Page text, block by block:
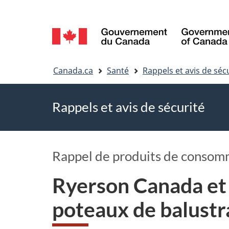
Sélection
de
la
Canada.ca Santé Rappels et avis de
Rappels et avis de sécurité
Rappel de produits de
Ryerson Canada
poteaux de